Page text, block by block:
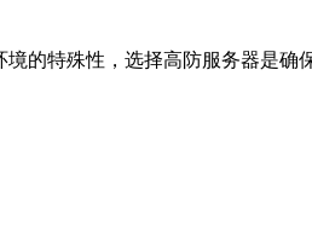
的特殊性，选择高防服务器是确